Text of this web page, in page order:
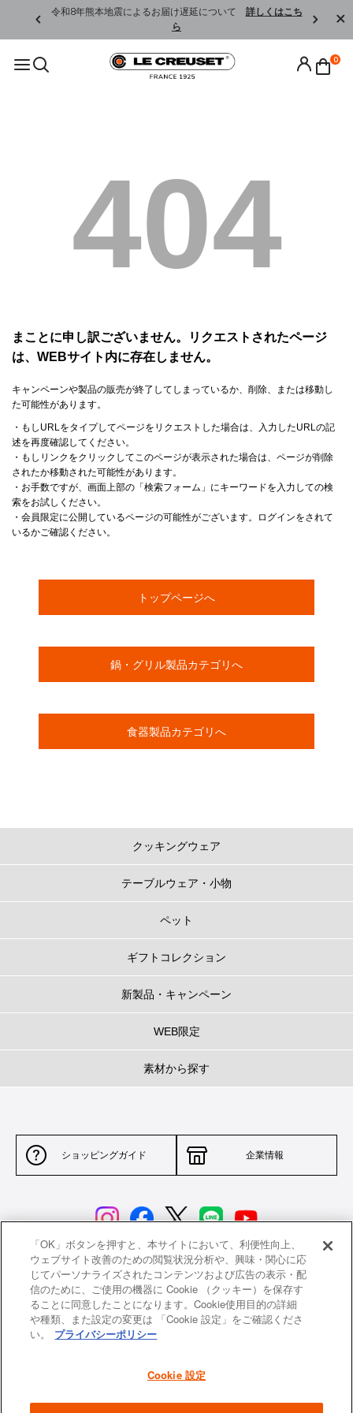
令和8年熊本地震によるお届け遅延について 詳しくはこち
ら
0
404
まことに申し訳ございません。リクエストされたページ
は、WEBサイト内に存在しません。
キャンペーンや製品の販売が終了してしまっているか、削除、または移動し
た可能性があります。
・もしURLをタイプしてページをリクエストした場合は、入力したURLの記
述を再度確認してください。
・もしリンクをクリックしてこのページが表示された場合は、ページが削除
されたか移動された可能性があります。
・お手数ですが、画面上部の「検索フォーム」にキーワードを入力しての検
索をお試しください。
・会員限定に公開しているページの可能性がございます。ログインをされて
いるかご確認ください。
トップページへ
鍋・グリル製品カテゴリへ
食器製品カテゴリへ
クッキングウェア
テーブルウェア・小物
ペット
ギフトコレクション
新製品・キャンペーン
WEB限定
素材から探す
ショッピングガイド 企業情報
サイトポリシー 特定商取引法に基づく表示
並行輸入品について 個人情報保護方針
返品について
よくあるご質問 お問い合わせ
「OK」ボタンを押すと、本サイトにおいて、利便性向上、
ウェブサイト改善のための閲覧状況分析や、興味・関心に応
じてパーソナライズされたコンテンツおよび広告の表示・配
信のために、ご使用の機器に Cookie （クッキー）を保存す
ることに同意したことになります。Cookie使用目的の詳細
や種類、また設定の変更は 「Cookie 設定」をご確認くださ
い。
プライバシーポリシー
Cookie 設定